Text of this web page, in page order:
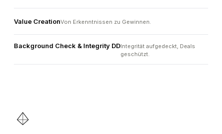
Value CreationVon Erkenntnissen zu Gewinnen.
Background Check & Integrity DDIntegrität aufgedeckt, Deals
geschützt.